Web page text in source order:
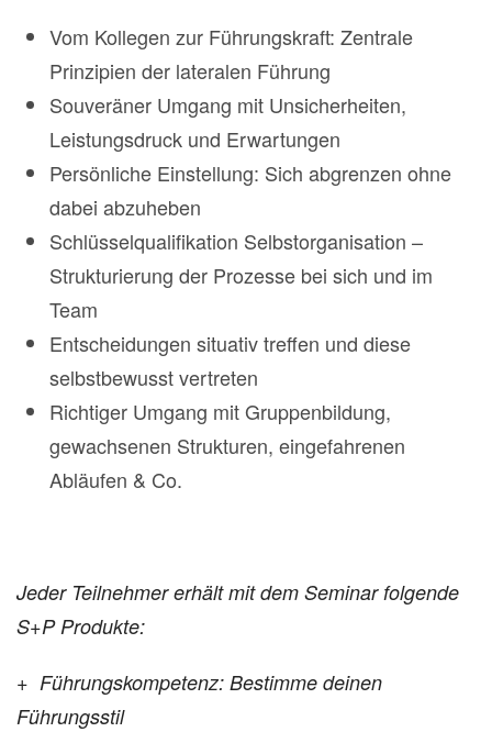
Vom Kollegen zur Führungskraft: Zentrale
Prinzipien der lateralen Führung
Souveräner Umgang mit Unsicherheiten,
Leistungsdruck und Erwartungen
Persönliche Einstellung: Sich abgrenzen ohne
dabei abzuheben
Schlüsselqualifikation Selbstorganisation –
Strukturierung der Prozesse bei sich und im
Team
Entscheidungen situativ treffen und diese
selbstbewusst vertreten
Richtiger Umgang mit Gruppenbildung,
gewachsenen Strukturen, eingefahrenen
Abläufen & Co.
Jeder Teilnehmer erhält mit dem Seminar folgende
S+P Produkte:
+ Führungskompetenz: Bestimme deinen
Führungsstil